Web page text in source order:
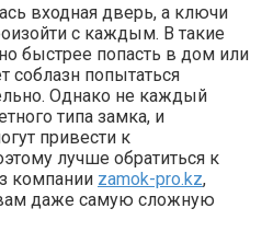
входная дверь, а ключи
с каждым. В такие
быстрее попасть в дом или
соблазн попытаться
Однако не каждый
типа замка, и
привести к
лучше обратиться к
компании zamok-pro.kz,
даже самую сложную